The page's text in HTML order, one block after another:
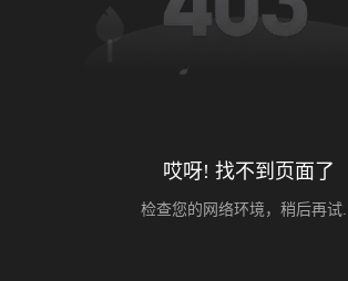
哎呀! 找不到页面了
检查您的网络环境，稍后再试...